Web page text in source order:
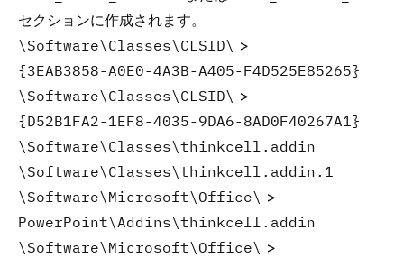
セクションに作成されます。
\Software\Classes\CLSID\ >
{3EAB3858-A0E0-4A3B-A405-F4D525E85265}
\Software\Classes\CLSID\ >
{D52B1FA2-1EF8-4035-9DA6-8AD0F40267A1}
\Software\Classes\thinkcell.addin
\Software\Classes\thinkcell.addin.1
\Software\Microsoft\Office\ >
PowerPoint\Addins\thinkcell.addin
\Software\Microsoft\Office\ >